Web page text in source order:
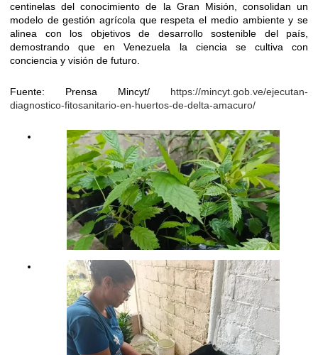
centinelas del conocimiento de la Gran Misión, consolidan un
modelo de gestión agrícola que respeta el medio ambiente y se
alinea con los objetivos de desarrollo sostenible del país,
demostrando que en Venezuela la ciencia se cultiva con
conciencia y visión de futuro.
Fuente: Prensa Mincyt/ https://mincyt.gob.ve/ejecutan-
diagnostico-fitosanitario-en-huertos-de-delta-amacuro/